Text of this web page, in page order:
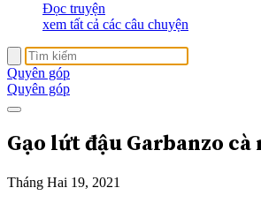
Đọc truyện
xem tất cả các câu chuyện
Quyên góp
Quyên góp
Gạo lứt đậu Garbanzo
Tháng Hai 19, 2021